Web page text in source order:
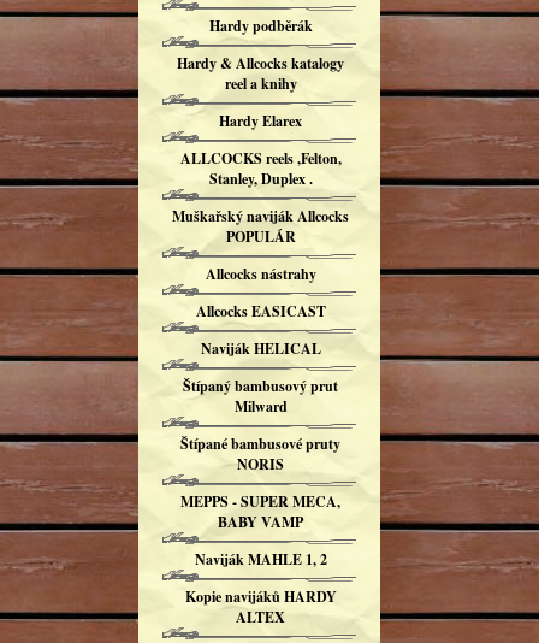
Hardy podběrák
Hardy & Allcocks katalogy
reel a knihy
Hardy Elarex
ALLCOCKS reels ,Felton,
Stanley, Duplex .
Muškařský naviják Allcocks
POPULÁR
Allcocks nástrahy
Allcocks EASICAST
Naviják HELICAL
Štípaný bambusový prut
Milward
Štípané bambusové pruty
NORIS
MEPPS - SUPER MECA,
BABY VAMP
Naviják MAHLE 1, 2
Kopie navijáků HARDY
ALTEX